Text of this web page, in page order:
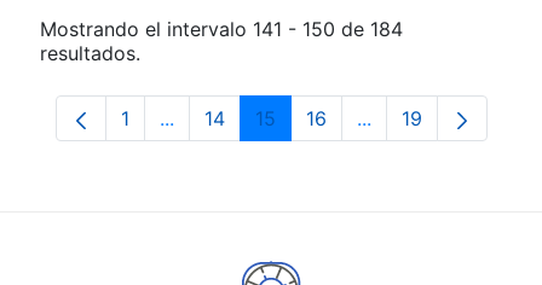
Mostrando el intervalo 141 - 150 de 184
resultados.
Página
1 ...Páginas intermedias Use TAB para
Página
14 Página
15 Página
16 ...PáginasPágina
19